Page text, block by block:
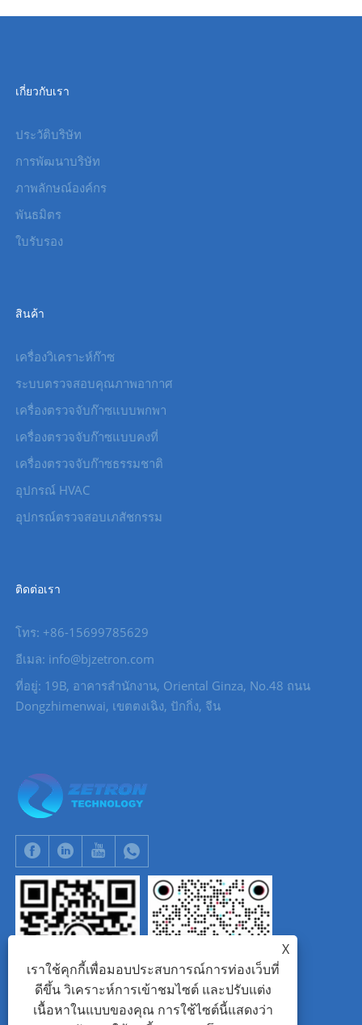
เกี่ยวกับเรา
ประวัติบริษัท
การพัฒนาบริษัท
ภาพลักษณ์องค์กร
พันธมิตร
ใบรับรอง
สินค้า
เครื่องวิเคราะห์ก๊าซ
ระบบตรวจสอบคุณภาพอากาศ
เครื่องตรวจจับก๊าซแบบพกพา
เครื่องตรวจจับก๊าซแบบคงที่
เครื่องตรวจจับก๊าซธรรมชาติ
อุปกรณ์ HVAC
อุปกรณ์ตรวจสอบเภสัชกรรม
ติดต่อเรา
โทร: +86-15699785629
อีเมล: info@bjzetron.com
ที่อยู่: 19B, อาคารสำนักงาน, Oriental Ginza, No.48 ถนน
Dongzhimenwai, เขตตงเฉิง, ปักกิ่ง, จีน
WhatsApp Tik Tok
X
เราใช้คุกกี้เพื่อมอบประสบการณ์การท่องเว็บที่
ดีขึ้น วิเคราะห์การเข้าชมไซต์ และปรับแต่ง
เนื้อหาในแบบของคุณ การใช้ไซต์นี้แสดงว่า